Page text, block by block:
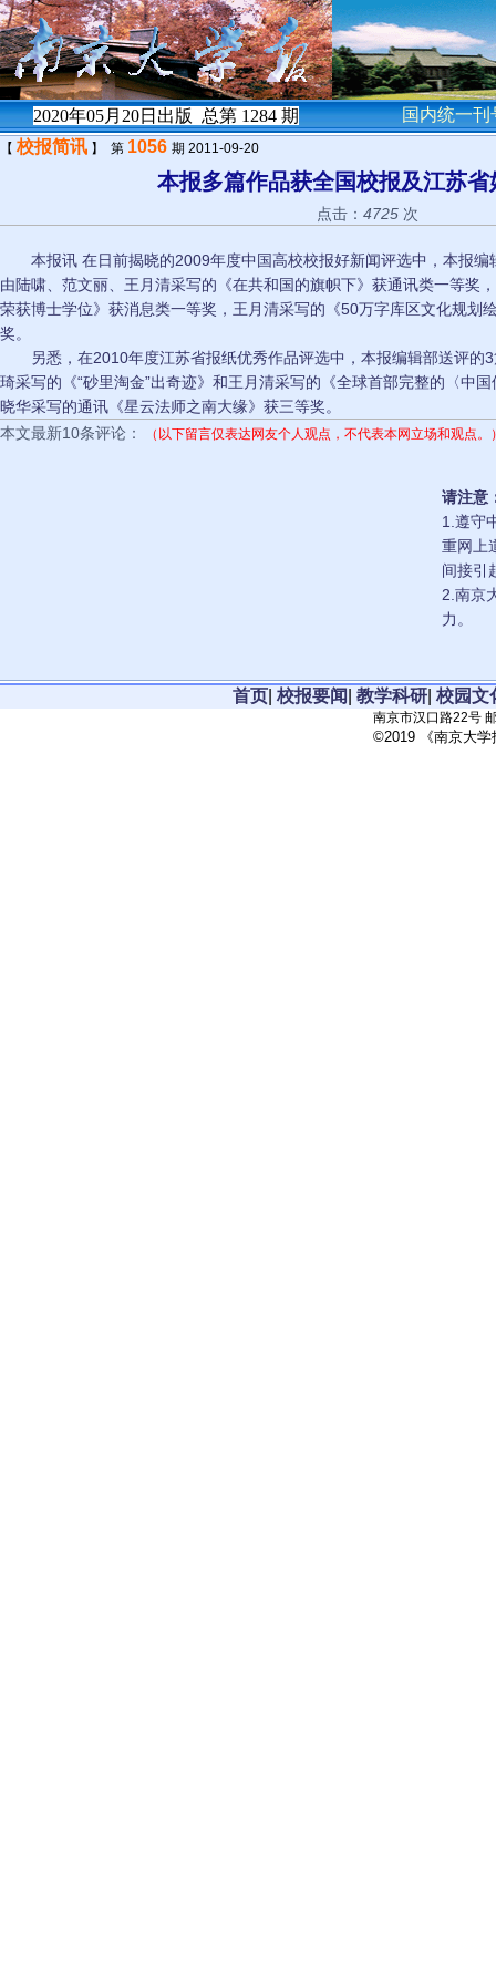
2020年05月20日出版 总第 1284 期 国内统一
【 校报简讯 】 第 1056 期 2011-09-20
本报多篇作品获全国校报及江苏省
点击：4725 次
本报讯 在日前揭晓的2009年度中国高校校报好新闻评选中，本报编
由陆啸、范文丽、王月清采写的《在共和国的旗帜下》获通讯类一等奖
荣获博士学位》获消息类一等奖，王月清采写的《50万字库区文化规划
奖。
另悉，在2010年度江苏省报纸优秀作品评选中，本报编辑部送评的3
琦采写的《“砂里淘金”出奇迹》和王月清采写的《全球首部完整的〈中
晓华采写的通讯《星云法师之南大缘》获三等奖。
本文最新10条评论：
（以下留言仅表达网友个人观点，不代表本网立场和观点。
请注意
1.遵守
重网上
间接引
2.南京
力。
首页 校报要闻 教学科研 校园文
南京市汉口路22号
©2019 《南京大